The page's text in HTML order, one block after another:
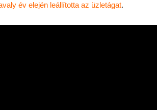
év elején leállította az üzletágat.